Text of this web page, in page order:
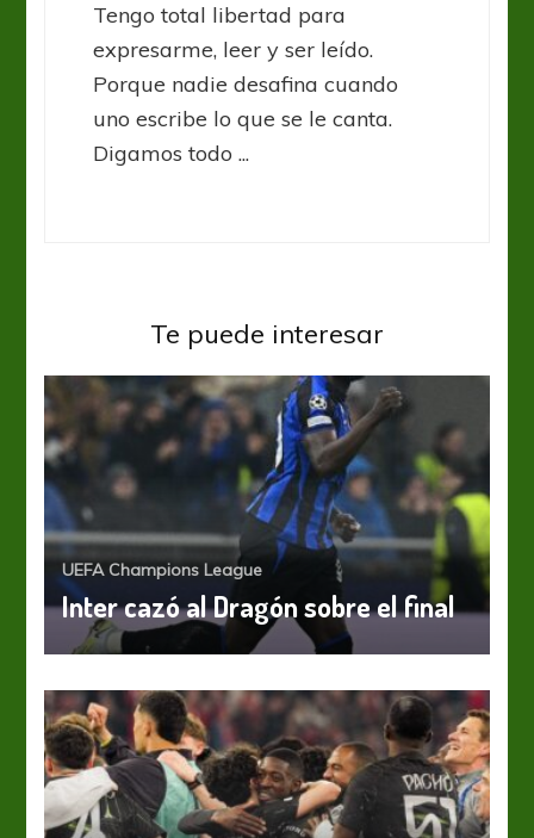
Tengo total libertad para
expresarme, leer y ser leído.
Porque nadie desafina cuando
uno escribe lo que se le canta.
Digamos todo ...
Te puede interesar
UEFA Champions League
Inter cazó al Dragón sobre el final